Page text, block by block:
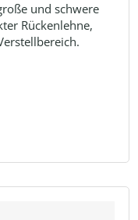
und schwere
Rückenlehne,